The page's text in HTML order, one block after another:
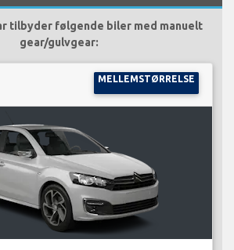
tilbyder følgende biler med manuelt
gear/gulvgear:
MELLEMSTØRRELSE